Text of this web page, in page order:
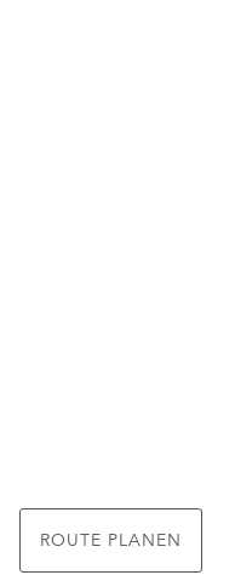
ROUTE PLANEN